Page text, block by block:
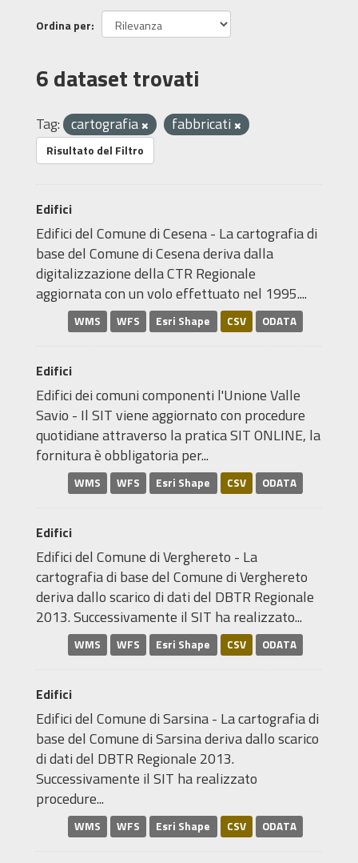
Ordina per
6 dataset trovati
Tag: cartografia fabbricati
Risultato del Filtro
Edifici
Edifici del Comune di Cesena - La cartografia di
base del Comune di Cesena deriva dalla
digitalizzazione della CTR Regionale
aggiornata con un volo effettuato nel 1995....
WMS WFS Esri Shape CSV ODATA
Edifici
Edifici dei comuni componenti l'Unione Valle
Savio - Il SIT viene aggiornato con procedure
quotidiane attraverso la pratica SIT ONLINE, la
fornitura è obbligatoria per...
WMS WFS Esri Shape CSV ODATA
Edifici
Edifici del Comune di Verghereto - La
cartografia di base del Comune di Verghereto
deriva dallo scarico di dati del DBTR Regionale
2013. Successivamente il SIT ha realizzato...
WMS WFS Esri Shape CSV ODATA
Edifici
Edifici del Comune di Sarsina - La cartografia di
base del Comune di Sarsina deriva dallo scarico
di dati del DBTR Regionale 2013.
Successivamente il SIT ha realizzato
procedure...
WMS WFS Esri Shape CSV ODATA